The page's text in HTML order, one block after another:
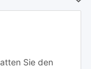
Sie den